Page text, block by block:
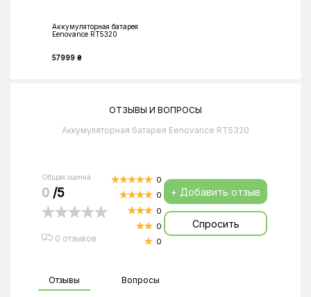
Аккумуляторная батарея
Eenovance RT5320
57999 ₴
ОТЗЫВЫ И ВОПРОСЫ
Аккумуляторная батарея Eenovance RT5320
Общая оценка
0 /5
0 отзывов
0
0
0
0
0
+ Добавить отзыв
Спросить
Отзывы Вопросы